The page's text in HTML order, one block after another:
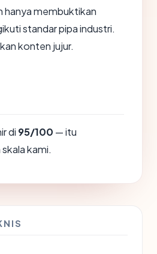
hanya membuktikan
standar pipa industri.
konten jujur.
di 95/100 — itu
kami.